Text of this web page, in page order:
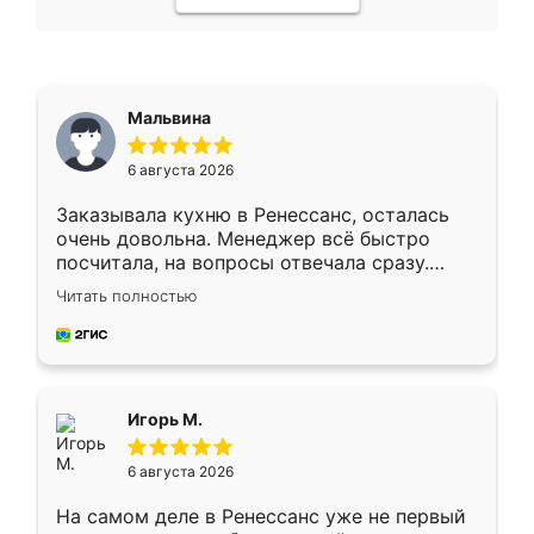
Мальвина
6 августа 2026
Заказывала кухню в Ренессанс, осталась
очень довольна. Менеджер всё быстро
посчитала, на вопросы отвечала сразу.
Замерщик приехал в субботу, подошёл к
делу со всей ответственностью. Собрали
за день, ребята работали аккуратно, даже
Читать полностью
Игорь М.
6 августа 2026
На самом деле в Ренессанс уже не первый